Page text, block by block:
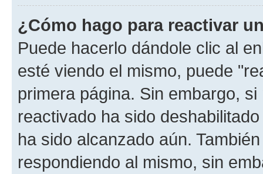
¿Cómo hago para reactivar
Puede hacerlo dándole clic al
esté viendo el mismo, puede
primera página. Sin embargo,
reactivado ha sido
ha sido alcanzado aún.
respondiendo al mismo, sin